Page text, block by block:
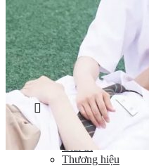
Vũng Tàu
Nha Trang
Đà Lạt
Cần Thơ
Quy Nhơn
Thừa Thiên Huế
Khác…
Blog
Sách / Truyện
Lifestyle
Giải trí
Thương hiệu